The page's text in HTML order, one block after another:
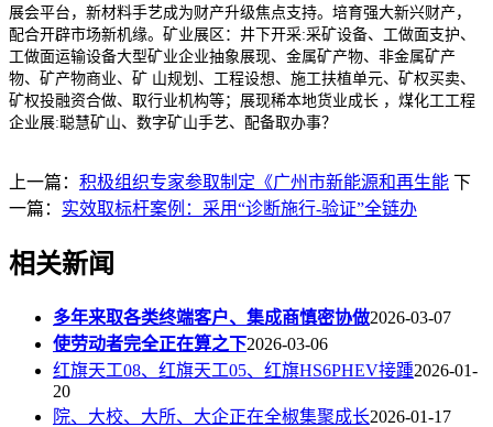
展会平台，新材料手艺成为财产升级焦点支持。培育强大新兴财产，
配合开辟市场新机缘。矿业展区：井下开采:采矿设备、工做面支护、
工做面运输设备大型矿业企业抽象展现、金属矿产物、非金属矿产
物、矿产物商业、矿 山规划、工程设想、施工扶植单元、矿权买卖、
矿权投融资合做、取行业机构等；展现稀本地货业成长 ，煤化工工程
企业展:聪慧矿山、数字矿山手艺、配备取办事？
上一篇： 积极组织专家参取制定《广州市新能源和再生能 下
一篇： 实效取标杆案例：采用“诊断施行-验证”全链办
相关新闻
多年来取各类终端客户、集成商慎密协做2026-03-07
使劳动者完全正在算之下2026-03-06
红旗天工08、红旗天工05、红旗HS6PHEV接踵2026-01-
20
院、大校、大所、大企正在全椒集聚成长2026-01-17